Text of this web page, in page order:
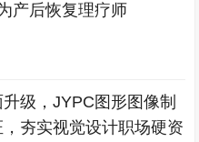
产后恢复理疗师
级，JYPC图形图像制
夯实视觉设计职场硬资